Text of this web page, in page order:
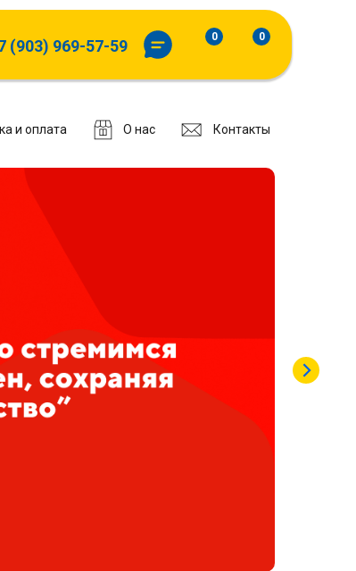
(903) 969-57-59 0
0
Контакты
О нас
и оплата